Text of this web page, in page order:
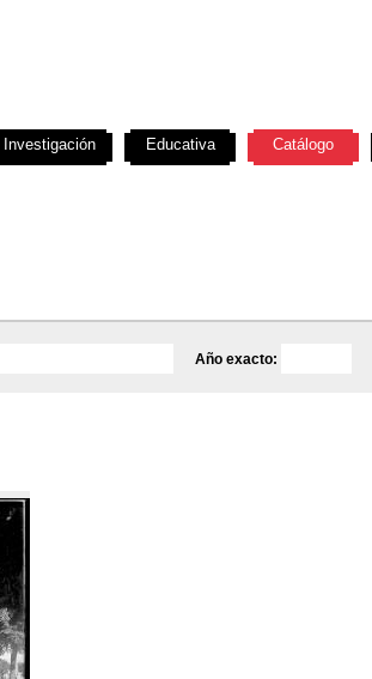
Año exacto:
Investigación Educativa Catálogo